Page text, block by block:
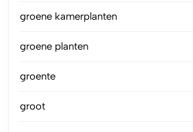
groene kamerplanten
groene planten
groente
groot